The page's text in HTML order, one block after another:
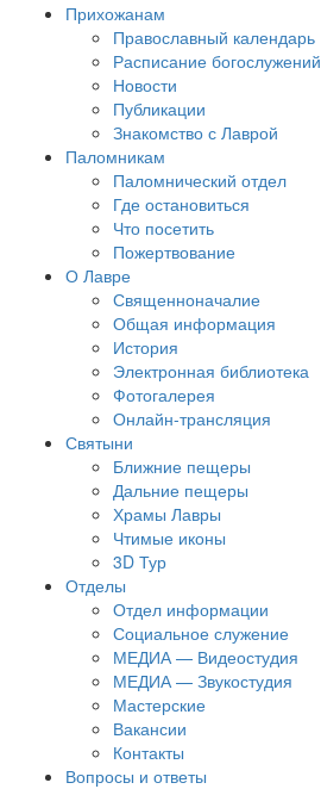
Прихожанам
Православный календарь
Расписание богослужений
Новости
Публикации
Знакомство с Лаврой
Паломникам
Паломнический отдел
Где остановиться
Что посетить
Пожертвование
О Лавре
Священноначалие
Общая информация
История
Электронная библиотека
Фотогалерея
Онлайн-трансляция
Святыни
Ближние пещеры
Дальние пещеры
Храмы Лавры
Чтимые иконы
3D Тур
Отделы
Отдел информации
Социальное служение
МЕДИА — Видеостудия
МЕДИА — Звукостудия
Мастерские
Вакансии
Контакты
Вопросы и ответы